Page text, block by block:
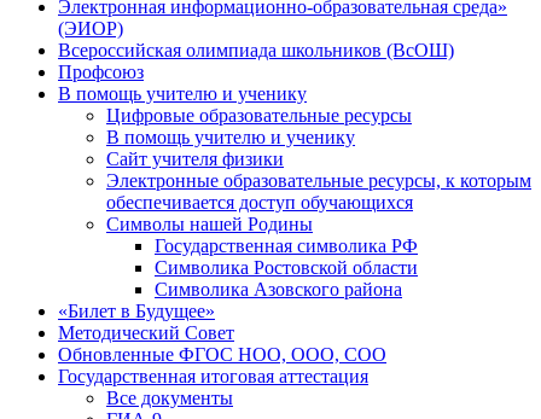
Электронная информационно-образовательная среда»
(ЭИОР)
Всероссийская олимпиада школьников (ВсОШ)
Профсоюз
В помощь учителю и ученику
Цифровые образовательные ресурсы
В помощь учителю и ученику
Сайт учителя физики
Электронные образовательные ресурсы, к которым
обеспечивается доступ обучающихся
Символы нашей Родины
Государственная символика РФ
Символика Ростовской области
Символика Азовского района
«Билет в Будущее»
Методический Совет
Обновленные ФГОС НОО, ООО, СОО
Государственная итоговая аттестация
Все документы